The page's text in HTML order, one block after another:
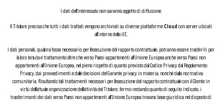
I dati dell’Interessato non saranno oggetto di diffusione.
Il Titolare precisa che tutti i dati trattati vengono archiviati su diverse piattaformeCloud con server ubicati
all’interno della UE.
I dati personali, qualora fosse necessario per l’esecuzione del rapporto contrattuale, potranno essere trasferiti per
la loro tenuta e trattamento oltre che verso Paesi appartenenti all’Unione Europea anche verso Paesi non
appartenenti all’Unione Europea, nel pieno rispetto di quanto previsto dal Codice Privacy dal Regolamento
Privacy, dai provvedimenti e dalle decisioni del Garante privacy in materia, nonché dalla normativa
comunitaria. Risultando tali trattamenti necessari per l’esecuzione del rapporto contrattuale con il Cliente in
virtù dell’attuale organizzazione dell’attività del Titolare, fermo restando quanto di seguito indicato, i
trasferimenti dei dati verso Paesi non appartenenti all’Unione Europea trovano base giuridica nel disposto di